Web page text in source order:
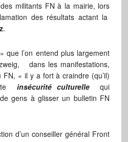
militants FN à la mairie, lors
des résultats actant la
.
que l’on entend plus largement
dans les manifestations,
« il y a fort à craindre (qu’il)
insécurité culturellequi
gens à glisser un bulletin FN
d’un conseiller général Front